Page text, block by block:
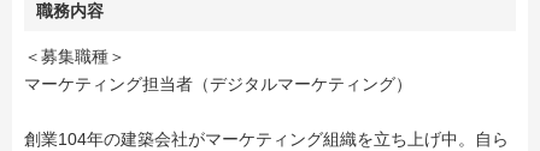
職務内容
＜募集職種＞
マーケティング担当者（デジタルマーケティング）
創業104年の建築会社がマーケティング組織を立ち上げ中。自ら